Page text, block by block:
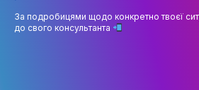
МЕТА, ЗАВДАННЯ ТА
За подробицями щодо конкретно твоєї
до свого консультанта